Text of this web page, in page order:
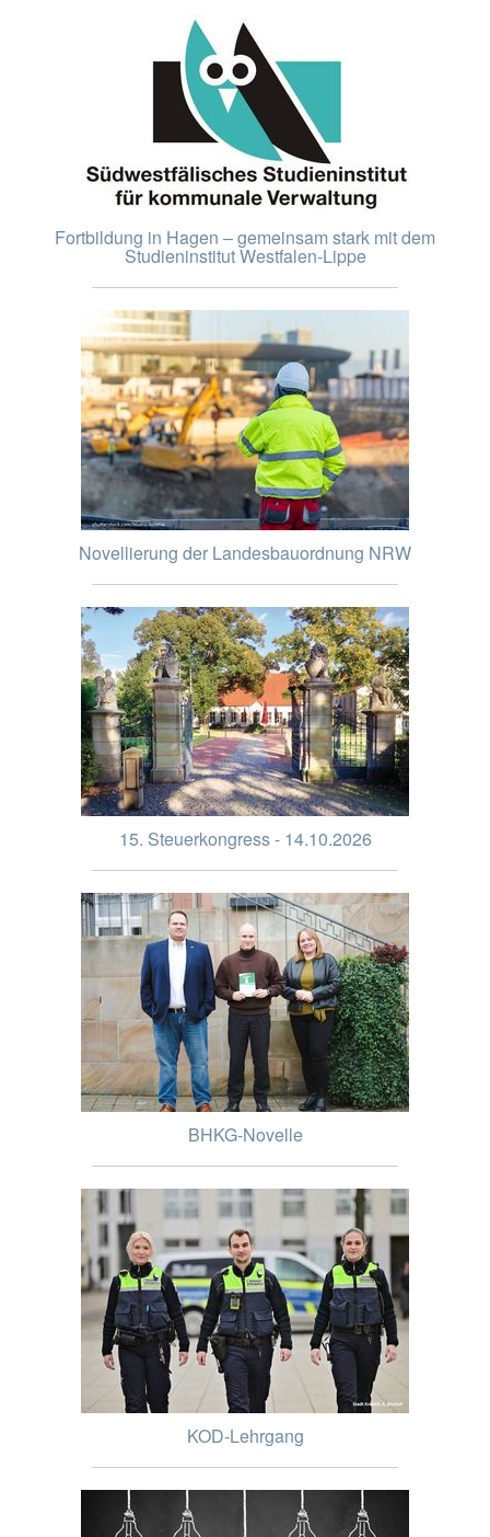
Fortbildung in Hagen – gemeinsam stark mit dem
Studieninstitut Westfalen-Lippe
Novellierung der Landesbauordnung NRW
15. Steuerkongress - 14.10.2026
BHKG-Novelle
KOD-Lehrgang